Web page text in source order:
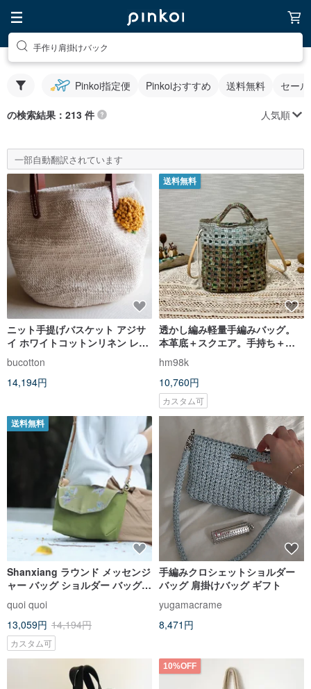
手作り肩掛けバック
Pinkoi指定便 Pinkoiおすすめ 送料無料 セー
の検索結果：213 件 人気順
一部自動翻訳されています
ニット手提げバスケット アジサ
イ ホワイトコットンリネン レザ
ーハンドル 編みバッグ イエロー
スターバースト
bucotton
14,194円
送料無料
透かし編み軽量手編みバッグ。
本革底＋スクエア。手持ち＋斜
め掛け。段染めグリーン＋ダブ
グレーグリーン
hm98k
10,760円
カスタム可
送料無料
Shanxiang ラウンド メッセンジ
ャー バッグ ショルダー バッグ
ストラップ
quoi quoi
13,059円 14,194円
カスタム可
手編みクロシェットショルダー
バッグ 肩掛けバッグ ギフト
yugamacrame
8,471円
10%OFF